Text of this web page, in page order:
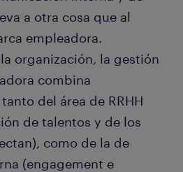
a otra cosa que al
empleadora.
organización, la gestión
combina
del área de RRHH
de talentos y de los
como de la de
(engagement e